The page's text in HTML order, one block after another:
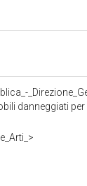
danneggiati per